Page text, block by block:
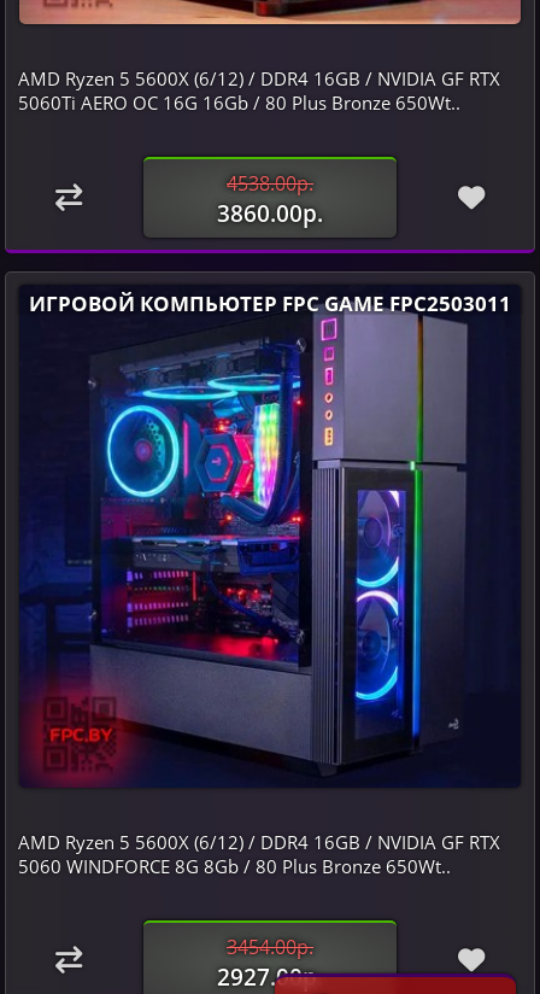
AMD Ryzen 5 5600X (6/12) / DDR4 16GB / NVIDIA GF RTX
5060Ti AERO OC 16G 16Gb / 80 Plus Bronze 650Wt..
4538.00р.
3860.00р.
ИГРОВОЙ КОМПЬЮТЕР FPC GAME FPC2503011
AMD Ryzen 5 5600X (6/12) / DDR4 16GB / NVIDIA GF RTX
5060 WINDFORCE 8G 8Gb / 80 Plus Bronze 650Wt..
3454.00р.
2927.00р.